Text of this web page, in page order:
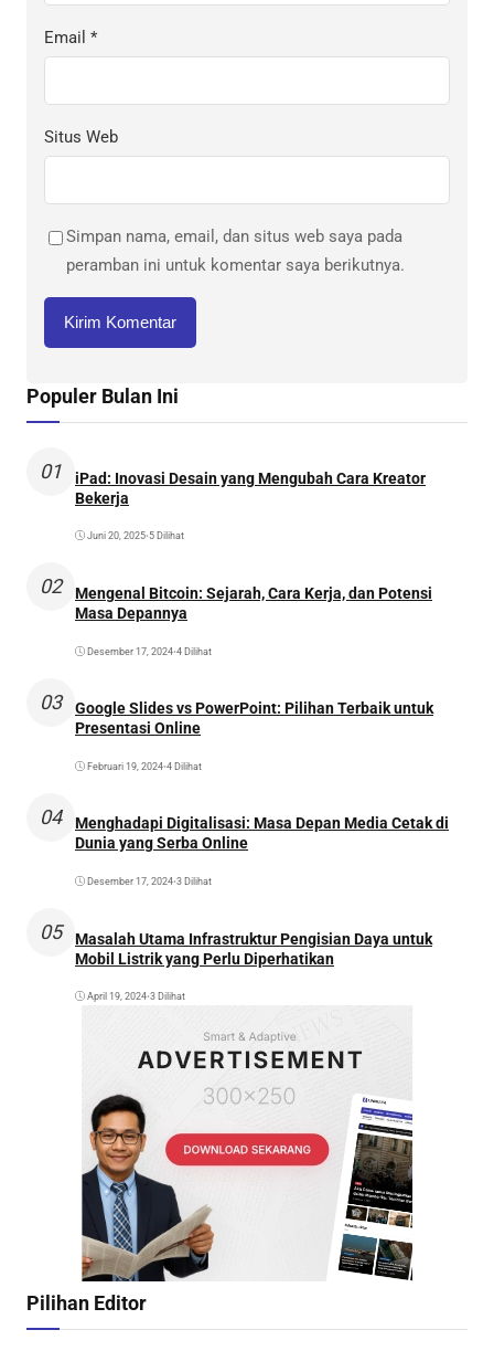
Email *
Situs Web
Simpan nama, email, dan situs web saya pada
peramban ini untuk komentar saya berikutnya.
Populer Bulan Ini
01
iPad: Inovasi Desain yang Mengubah Cara Kreator
Bekerja
Juni 20, 2025•5 Dilihat
02
Mengenal Bitcoin: Sejarah, Cara Kerja, dan Potensi
Masa Depannya
Desember 17, 2024•4 Dilihat
03
Google Slides vs PowerPoint: Pilihan Terbaik untuk
Presentasi Online
Februari 19, 2024•4 Dilihat
04
Menghadapi Digitalisasi: Masa Depan Media Cetak di
Dunia yang Serba Online
Desember 17, 2024•3 Dilihat
05
Masalah Utama Infrastruktur Pengisian Daya untuk
Mobil Listrik yang Perlu Diperhatikan
April 19, 2024•3 Dilihat
Pilihan Editor